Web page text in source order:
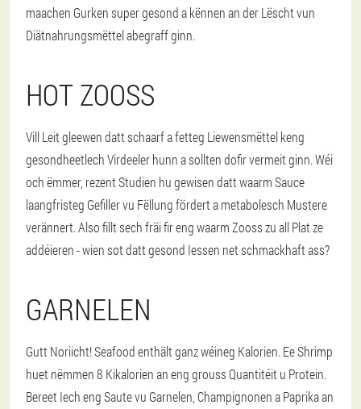
maachen Gurken super gesond a kënnen an der Lëscht vun
Diätnahrungsmëttel abegraff ginn.
HOT ZOOSS
Vill Leit gleewen datt schaarf a fetteg Liewensmëttel keng
gesondheetlech Virdeeler hunn a sollten dofir vermeit ginn. Wéi
och ëmmer, rezent Studien hu gewisen datt waarm Sauce
laangfristeg Gefiller vu Fëllung fördert a metabolesch Mustere
verännert. Also fillt sech fräi fir eng waarm Zooss zu all Plat ze
addéieren - wien sot datt gesond Iessen net schmackhaft ass?
GARNELEN
Gutt Noriicht! Seafood enthält ganz wéineg Kalorien. Ee Shrimp
huet nëmmen 8 Kikalorien an eng grouss Quantitéit u Protein.
Bereet Iech eng Saute vu Garnelen, Champignonen a Paprika an